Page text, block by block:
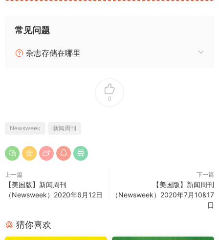
常见问题
杂志存储在哪里
0
Newsweek 新闻周刊
上一篇
【美国版】新闻周刊
（Newsweek）2020年6月12日
下一篇
【美国版】新闻周刊
（Newsweek）2020年7月10&17
日
猜你喜欢